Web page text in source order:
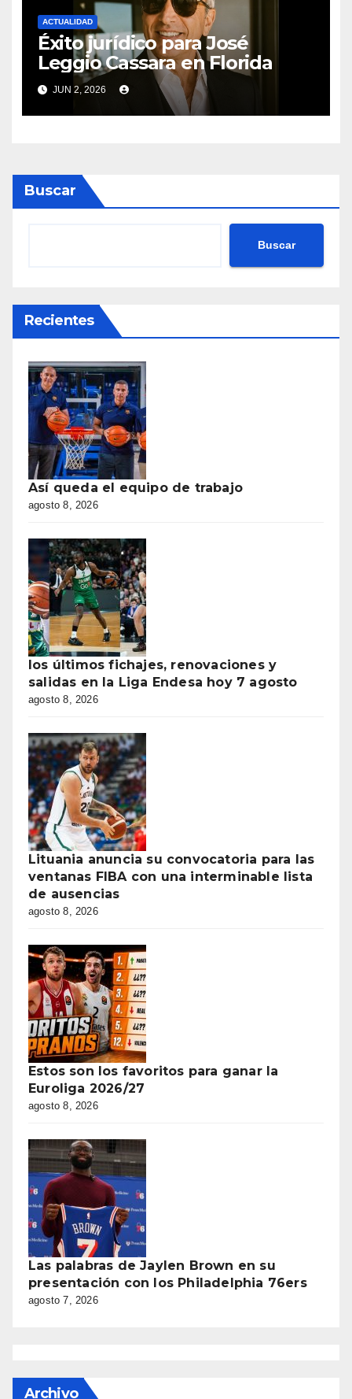
ACTUALIDAD
Éxito jurídico para José
Leggio Cassara en Florida
JUN 2, 2026
Buscar
Buscar
Recientes
Así queda el equipo de trabajo
agosto 8, 2026
los últimos fichajes, renovaciones y
salidas en la Liga Endesa hoy 7 agosto
agosto 8, 2026
Lituania anuncia su convocatoria para las
ventanas FIBA con una interminable lista
de ausencias
agosto 8, 2026
Estos son los favoritos para ganar la
Euroliga 2026/27
agosto 8, 2026
Las palabras de Jaylen Brown en su
presentación con los Philadelphia 76ers
agosto 7, 2026
Archivo